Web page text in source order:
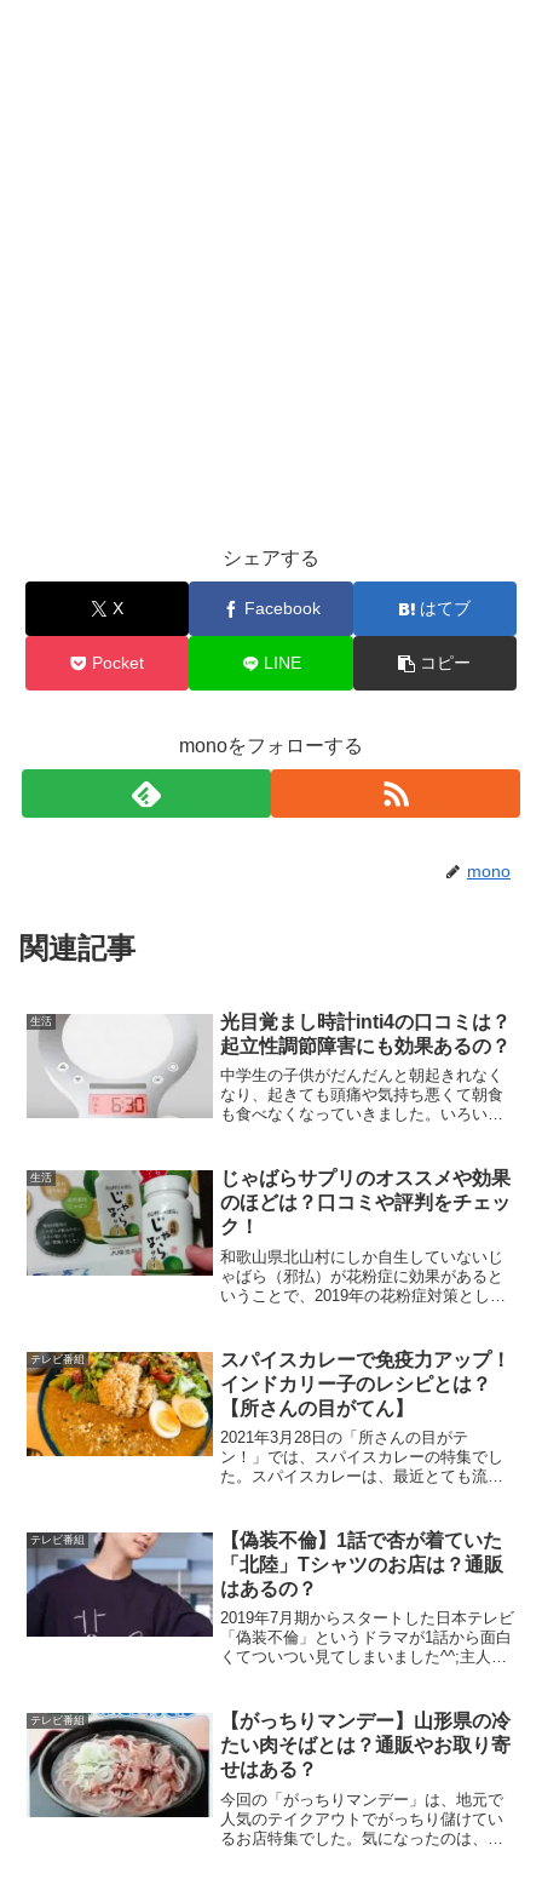
シェアする
X Facebook はてブ
Pocket LINE コピー
monoをフォローする
mono
関連記事
生活
光目覚まし時計inti4の口コミは？
起立性調節障害にも効果あるの？
中学生の子供がだんだんと朝起きれなく
なり、起きても頭痛や気持ち悪くて朝食
も食べなくなっていきました。いろいろ
近いため、大学病院を受診してみると軽
度の起立性調節障害と診断...
生活
じゃばらサプリのオススメや効果
のほどは？口コミや評判をチェッ
ク！
和歌山県北山村にしか自生していないじ
ゃばら（邪払）が花粉症に効果があると
いうことで、2019年の花粉症対策として
が、じゃばらは柑橘類で皮をそのまま食
べるには苦味があり抵...
テレビ番組
スパイスカレーで免疫力アップ！
インドカリー子のレシピとは？
【所さんの目がてん】
2021年3月28日の「所さんの目がテ
ン！」では、スパイスカレーの特集でし
た。スパイスカレーは、最近とても流行
は、漢方薬として利用されています。コ
ロナの中、自己免疫力の...
テレビ番組
【偽装不倫】1話で杏が着ていた
「北陸」Tシャツのお店は？通販
はあるの？
2019年7月期からスタートした日本テレビ
「偽装不倫」というドラマが1話から面白
くてついつい見てしまいました^^;主人
トがあって気になりましたね。この北陸T
シャツがど...
テレビ番組
【がっちりマンデー】山形県の冷
たい肉そばとは？通販やお取り寄
せはある？
今回の「がっちりマンデー」は、地元で
人気のテイクアウトでがっちり儲けてい
るお店特集でした。気になったのは、番